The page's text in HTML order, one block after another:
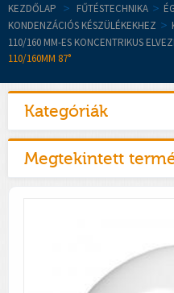
KEZDŐLAP > FŰTÉSTECHNIKA >
KONDENZÁCIÓS KÉSZÜLÉKEKHEZ >
110/160 MM-ES KONCENTRIKUS
110/160MM 87°
Kategóriák
Megtekintett